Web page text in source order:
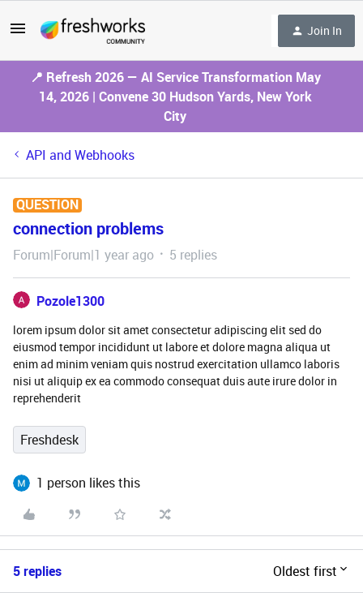
Join In
📍 Refresh 2026 — AI Service Transformation May
14, 2026 | Convene 30 Hudson Yards, New York
City
API and Webhooks
QUESTION
connection problems
Forum|Forum|1 year ago 5 replies
Pozole1300
lorem ipsum dolor sit amet consectetur adipiscing elit sed do
eiusmod tempor incididunt ut labore et dolore magna aliqua ut
enim ad minim veniam quis nostrud exercitation ullamco laboris
nisi ut aliquip ex ea commodo consequat duis aute irure dolor in
reprehenderit
Freshdesk
1 person likes this
5 replies Oldest first